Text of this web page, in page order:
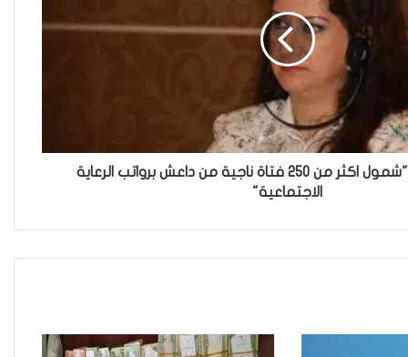
الحرية
“كون آي” لماذا تركت وظيفتها
الحكومية وفتحت مطعم ؟
نينوى تسجل اعلى رقم بتصديق
العراقية
العبيدي تؤكد "شمول اكثر من 250 فتاة ناجية من داعش برواتب الرعاية
الاجتماعية"